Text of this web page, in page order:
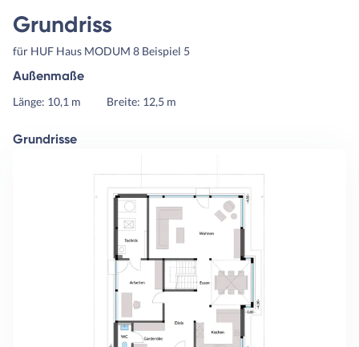
Grundriss
für HUF Haus MODUM 8 Beispiel 5
Außenmaße
Länge: 10,1 m Breite: 12,5 m
Grundrisse